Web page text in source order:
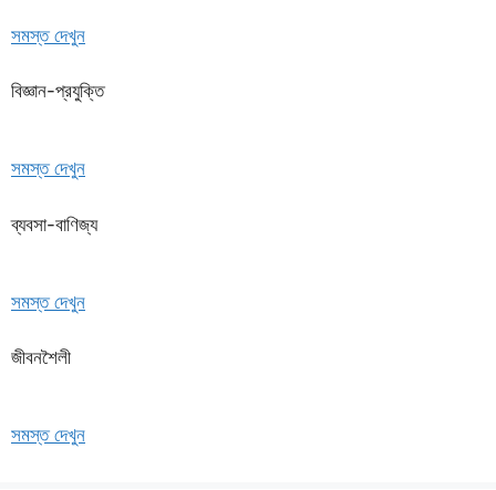
সমস্ত দেখুন
বিজ্ঞান-প্রযুক্তি
সমস্ত দেখুন
ব্যবসা-বাণিজ্য
সমস্ত দেখুন
জীবনশৈলী
সমস্ত দেখুন